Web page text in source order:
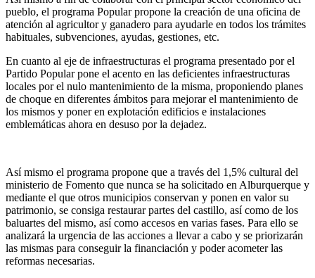
pueblo, el programa Popular propone la creación de una oficina de
atención al agricultor y ganadero para ayudarle en todos los trámites
habituales, subvenciones, ayudas, gestiones, etc.
En cuanto al eje de infraestructuras el programa presentado por el
Partido Popular pone el acento en las deficientes infraestructuras
locales por el nulo mantenimiento de la misma, proponiendo planes
de choque en diferentes ámbitos para mejorar el mantenimiento de
los mismos y poner en explotación edificios e instalaciones
emblemáticas ahora en desuso por la dejadez.
Así mismo el programa propone que a través del 1,5% cultural del
ministerio de Fomento que nunca se ha solicitado en Alburquerque y
mediante el que otros municipios conservan y ponen en valor su
patrimonio, se consiga restaurar partes del castillo, así como de los
baluartes del mismo, así como accesos en varias fases. Para ello se
analizará la urgencia de las acciones a llevar a cabo y se priorizarán
las mismas para conseguir la financiación y poder acometer las
reformas necesarias.